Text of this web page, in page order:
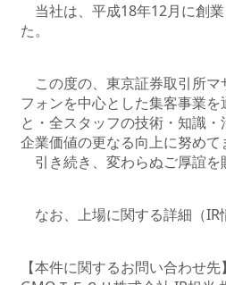
当社は、平成18年12月に創
た。
この度の、東京証券取引所マ
フォンを中心とした集客事業
と・全スタッフの技術・知識
企業価値の更なる向上に努めて
引き続き、変わらぬご厚誼を
なお、上場に関する詳細（IR
【本件に関するお問い合わせ先】